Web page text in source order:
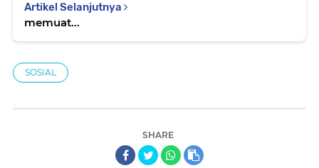
Artikel Selanjutnya
memuat...
SOSIAL
SHARE